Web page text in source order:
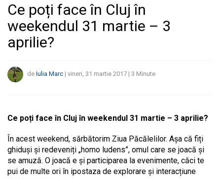
Ce poți face în Cluj în
weekendul 31 martie – 3
aprilie?
de Iulia Marc | vineri, 31 martie 2017 | 3 Minute
Ce poți face în Cluj în weekendul 31 martie – 3 aprilie?
În acest weekend, sărbătorim Ziua Păcălelilor. Așa că fiți
ghiduși și redeveniți „homo ludens”, omul care se joacă și
se amuză. O joacă e și participarea la evenimente, căci te
pui de multe ori în ipostaza de explorare și interacțiune